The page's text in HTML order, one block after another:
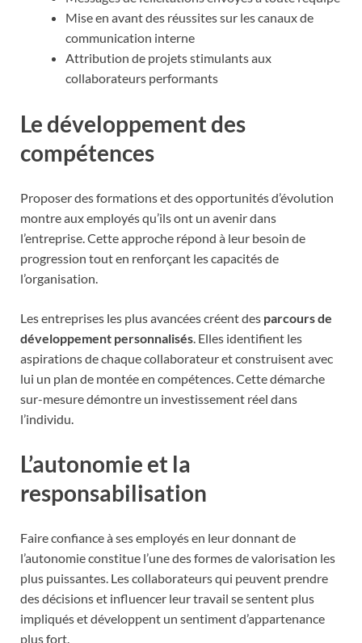
Mise en avant des réussites sur les canaux de
communication interne
Attribution de projets stimulants aux
collaborateurs performants
Le développement des
compétences
Proposer des formations et des opportunités d’évolution
montre aux employés qu’ils ont un avenir dans
l’entreprise. Cette approche répond à leur besoin de
progression tout en renforçant les capacités de
l’organisation.
Les entreprises les plus avancées créent des parcours de
développement personnalisés. Elles identifient les
aspirations de chaque collaborateur et construisent avec
lui un plan de montée en compétences. Cette démarche
sur-mesure démontre un investissement réel dans
l’individu.
L’autonomie et la
responsabilisation
Faire confiance à ses employés en leur donnant de
l’autonomie constitue l’une des formes de valorisation les
plus puissantes. Les collaborateurs qui peuvent prendre
des décisions et influencer leur travail se sentent plus
impliqués et développent un sentiment d’appartenance
plus fort.